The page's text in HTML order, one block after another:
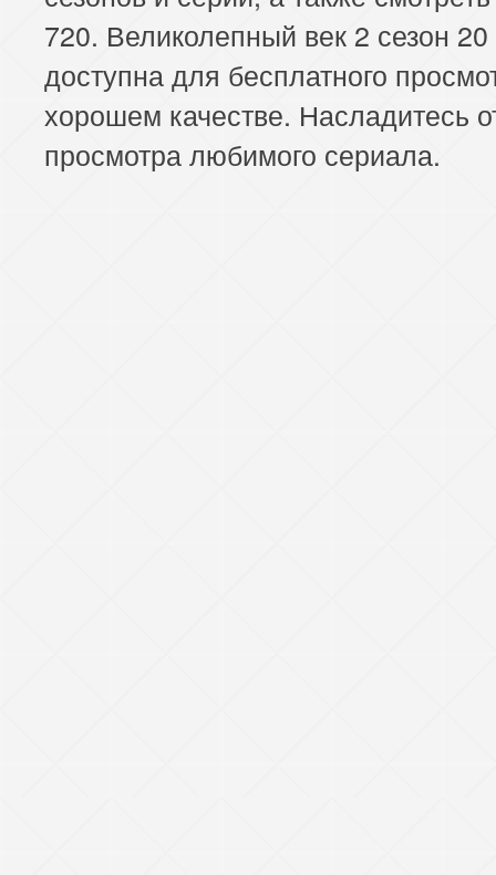
720. Великолепный век 2 сезон
доступна для бесплатного
хорошем качестве. Насладитесь
просмотра любимого сериала.